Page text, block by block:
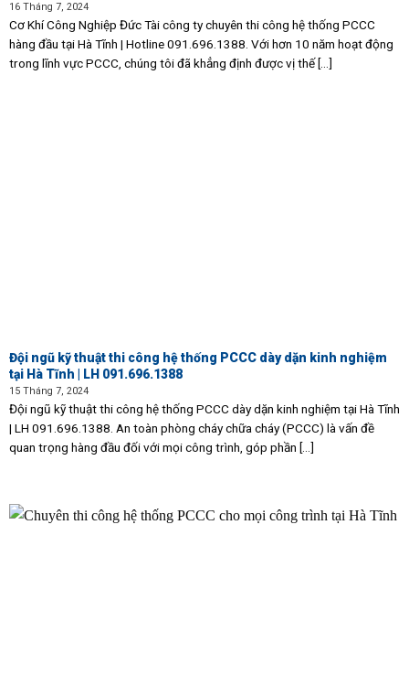
16 Tháng 7, 2024
Cơ Khí Công Nghiệp Đức Tài công ty chuyên thi công hệ thống PCCC
hàng đầu tại Hà Tĩnh | Hotline 091.696.1388. Với hơn 10 năm hoạt động
trong lĩnh vực PCCC, chúng tôi đã khẳng định được vị thế [...]
Đội ngũ kỹ thuật thi công hệ thống PCCC dày dặn kinh nghiệm
tại Hà Tĩnh | LH 091.696.1388
15 Tháng 7, 2024
Đội ngũ kỹ thuật thi công hệ thống PCCC dày dặn kinh nghiệm tại Hà Tĩnh
| LH 091.696.1388. An toàn phòng cháy chữa cháy (PCCC) là vấn đề
quan trọng hàng đầu đối với mọi công trình, góp phần [...]